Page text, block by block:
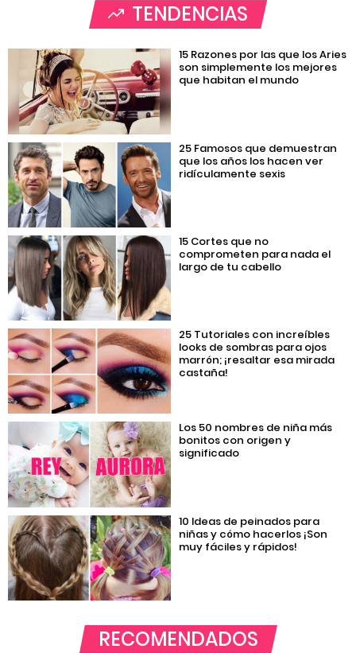
TENDENCIAS
15 Razones por las que los Aries
son simplemente los mejores
que habitan el mundo
25 Famosos que demuestran
que los años los hacen ver
ridículamente sexis
15 Cortes que no
comprometen para nada el
largo de tu cabello
25 Tutoriales con increíbles
looks de sombras para ojos
marrón; ¡resaltar esa mirada
castaña!
Los 50 nombres de niña más
bonitos con origen y
significado
10 Ideas de peinados para
niñas y cómo hacerlos ¡Son
muy fáciles y rápidos!
RECOMENDADOS